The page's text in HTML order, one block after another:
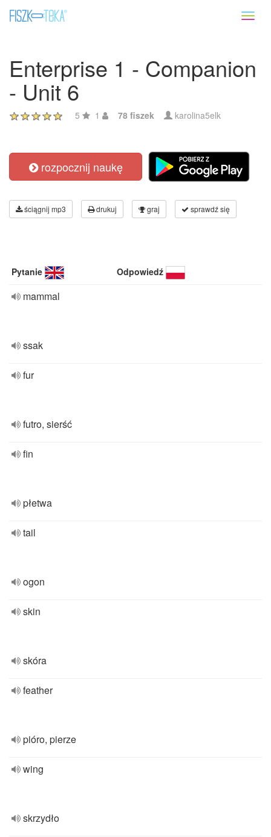
Enterprise 1 - Companion
- Unit 6
5 1 78 fiszek karolina5elk
rozpocznij naukę
ściągnij mp3 drukuj graj sprawdź się
Pytanie Odpowiedź
mammal
ssak
fur
futro, sierść
fin
płetwa
tail
ogon
skin
skóra
feather
pióro, pierze
wing
skrzydło